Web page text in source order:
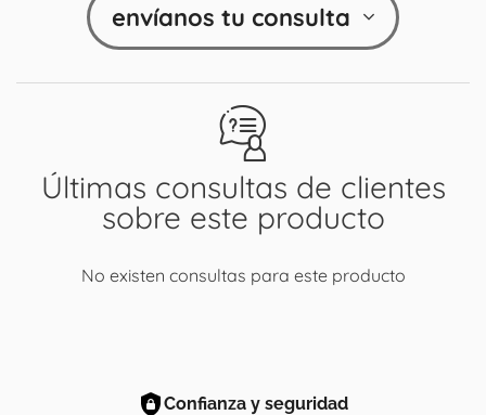
Últimas consultas de clientes
sobre este producto
No existen consultas para este producto
envíanos tu consulta
Confianza y seguridad